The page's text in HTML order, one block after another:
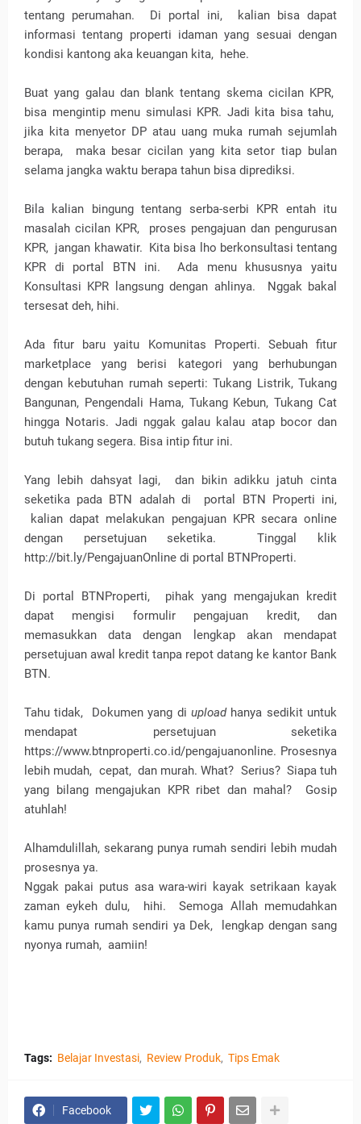
tentang perumahan.
Di portal ini,
kalian bisa dapat
informasi tentang properti idaman yang sesuai dengan
kondisi kantong aka keuangan kita, hehe.
Buat yang galau dan blank tentang skema cicilan KPR,
bisa mengintip menu simulasi KPR. Jadi kita bisa tahu,
jika kita menyetor DP atau uang muka rumah sejumlah
berapa,
maka besar cicilan yang kita setor tiap bulan
selama jangka waktu berapa tahun bisa diprediksi.
Bila kalian bingung tentang serba-serbi KPR entah itu
masalah cicilan KPR,
proses pengajuan dan pengurusan
KPR, jangan khawatir. Kita bisa lho berkonsultasi tentang
KPR di portal BTN ini.
Ada menu khususnya yaitu
Konsultasi KPR langsung dengan ahlinya.
Nggak bakal
tersesat deh, hihi.
Ada fitur baru yaitu Komunitas Properti. Sebuah fitur
marketplace yang berisi kategori yang berhubungan
dengan kebutuhan rumah seperti: Tukang Listrik, Tukang
Bangunan, Pengendali Hama, Tukang Kebun, Tukang Cat
hingga Notaris. Jadi nggak galau kalau atap bocor dan
butuh tukang segera. Bisa intip fitur ini.
Yang lebih dahsyat lagi,
dan bikin adikku jatuh cinta
seketika pada BTN adalah di
portal BTN Properti ini,
kalian dapat melakukan pengajuan KPR secara online
dengan persetujuan seketika.
Tinggal klik
http://bit.ly/PengajuanOnline di portal BTNProperti.
Di portal BTNProperti,
pihak yang mengajukan kredit
dapat mengisi formulir pengajuan kredit, dan
memasukkan data dengan lengkap akan mendapat
persetujuan awal kredit tanpa repot datang ke kantor Bank
BTN.
Tahu tidak, Dokumen yang diuploadhanya sedikit untuk
mendapat persetujuan seketika
https://www.btnproperti.co.id/pengajuanonline. Prosesnya
lebih mudah, cepat, dan murah. What? Serius? Siapa tuh
yang bilang mengajukan KPR ribet dan mahal?
Gosip
atuhlah!
Alhamdulillah, sekarang punya rumah sendiri lebih mudah
prosesnya ya.
Nggak pakai putus asa wara-wiri kayak setrikaan kayak
zaman eykeh dulu,
hihi.
Semoga Allah memudahkan
kamu punya rumah sendiri ya Dek,
lengkap dengan sang
nyonya rumah, aamiin!
Tags: Belajar Investasi Review Produk Tips Emak
Facebook